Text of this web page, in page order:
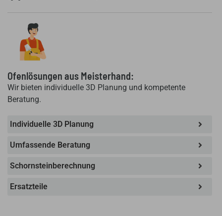
Ofenlösungen aus Meisterhand:
Wir bieten individuelle 3D Planung und kompetente
Beratung.
Individuelle 3D Planung
Umfassende Beratung
Schornsteinberechnung
Ersatzteile